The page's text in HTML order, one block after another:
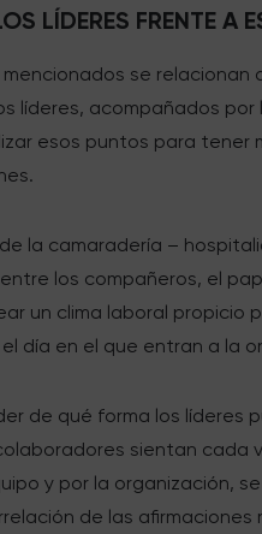
LÍDERES FRENTE A
se relacionan
líderes, acompañados por
esos puntos para tener
la camaradería –
los compañeros, el
un clima laboral propicio
día en el que entran a la
de qué forma los líderes
sientan cada
y por la organización,
de las afirmaciones